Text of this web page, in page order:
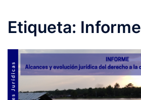
Etiqueta: Informe